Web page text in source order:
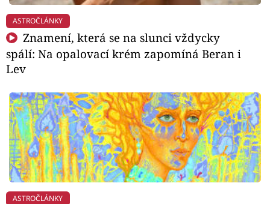
ASTROČLÁNKY
Znamení, která se na slunci vždycky
spálí: Na opalovací krém zapomíná Beran i
Lev
ASTROČLÁNKY